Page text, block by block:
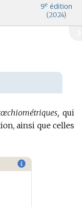
9e édition
(2024)
qui
ainsi que celles